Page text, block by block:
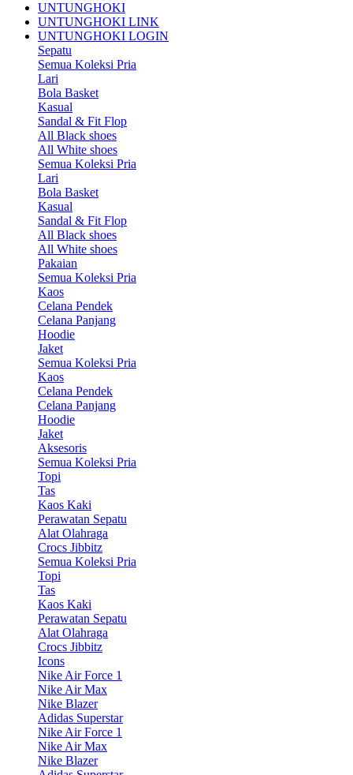
UNTUNGHOKI
UNTUNGHOKI LINK
UNTUNGHOKI LOGIN
Sepatu
Semua Koleksi Pria
Lari
Bola Basket
Kasual
Sandal & Fit Flop
All Black shoes
All White shoes
Semua Koleksi Pria
Lari
Bola Basket
Kasual
Sandal & Fit Flop
All Black shoes
All White shoes
Pakaian
Semua Koleksi Pria
Kaos
Celana Pendek
Celana Panjang
Hoodie
Jaket
Semua Koleksi Pria
Kaos
Celana Pendek
Celana Panjang
Hoodie
Jaket
Aksesoris
Semua Koleksi Pria
Topi
Tas
Kaos Kaki
Perawatan Sepatu
Alat Olahraga
Crocs Jibbitz
Semua Koleksi Pria
Topi
Tas
Kaos Kaki
Perawatan Sepatu
Alat Olahraga
Crocs Jibbitz
Icons
Nike Air Force 1
Nike Air Max
Nike Blazer
Adidas Superstar
Nike Air Force 1
Nike Air Max
Nike Blazer